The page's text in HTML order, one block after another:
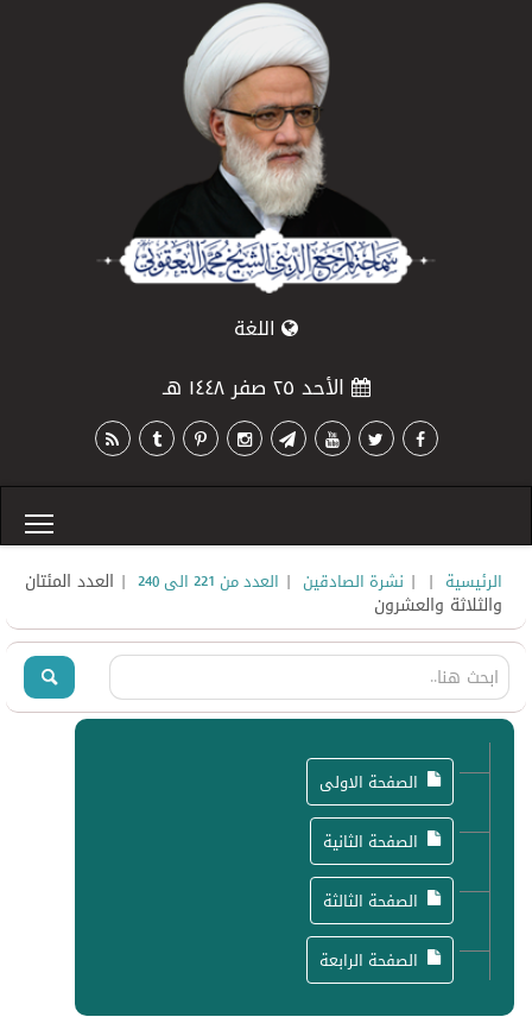
اللغة
الأحد ٢٥ صفر ١٤٤٨ هـ
الرئيسية |
| نشرة الصادقين | العدد من 221 الى 240 | العدد المئتان
والثلاثة والعشرون
الصفحة الاولى
الصفحة الثانية
الصفحة الثالثة
الصفحة الرابعة